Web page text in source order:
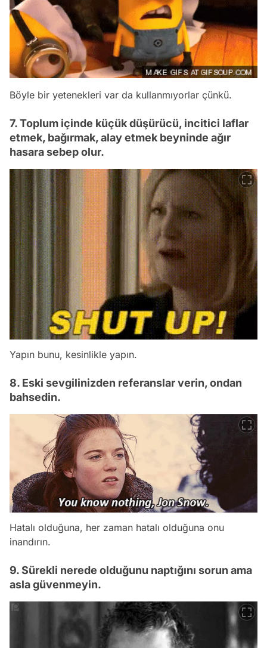
Böyle bir yetenekleri var da kullanmıyorlar çünkü.
7. Toplum içinde küçük düşürücü, incitici laflar
etmek, bağırmak, alay etmek beyninde ağır
hasara sebep olur.
Yapın bunu, kesinlikle yapın.
8. Eski sevgilinizden referanslar verin, ondan
bahsedin.
Hatalı olduğuna, her zaman hatalı olduğuna onu
inandırın.
9. Sürekli nerede olduğunu naptığını sorun ama
asla güvenmeyin.